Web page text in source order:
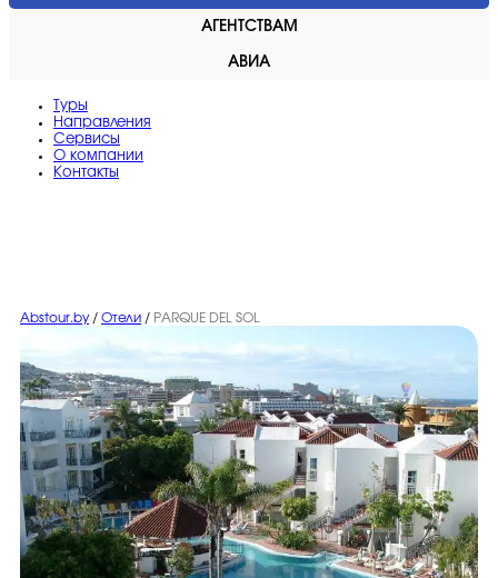
АГЕНТСТВАМ
АВИА
Туры
Направления
Сервисы
O компании
Контакты
Abstour.by / Отели / PARQUE DEL SOL